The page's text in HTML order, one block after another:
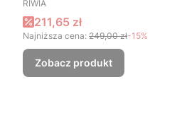
RIWIA
Cena promocyjna
211,65 zł
Najniższa cena: 249,00 zł-15%
Zobacz produkt